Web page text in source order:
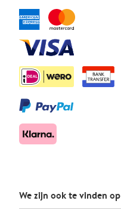
We zijn ook te vinden op